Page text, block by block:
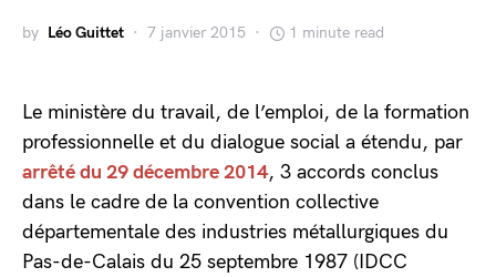
by Léo Guittet 7 janvier 2015 1 minute read
Le ministère du travail, de l’emploi, de la formation
professionnelle et du dialogue social a étendu, par
arrêté du 29 décembre 2014, 3 accords conclus
dans le cadre de la convention collective
départementale des industries métallurgiques du
Pas-de-Calais du 25 septembre 1987 (IDCC